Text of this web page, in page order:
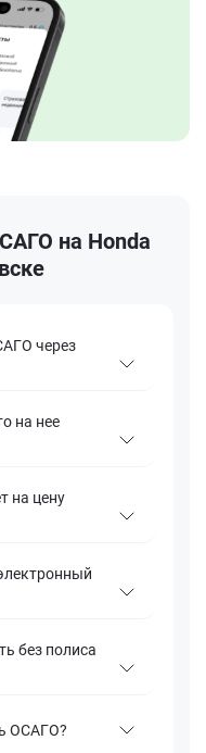
на Honda
через
на нее
на цену
без полиса
ОСАГО?